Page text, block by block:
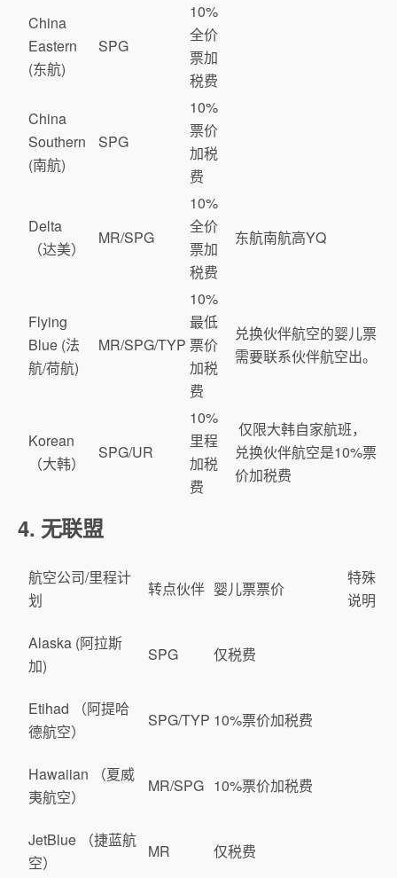
China
Eastern
(东航)
SPG
10%
全价
票加
税费
China
Southern
(南航)
SPG
10%
票价
加税
费
Delta
（达美）
MR/SPG
10%
全价
票加
税费
东航南航高YQ
Flying
Blue (法
航/荷航)
MR/SPG/TYP
10%
最低
票价
加税
费
兑换伙伴航空的婴儿票
需要联系伙伴航空出。
Korean
（大韩）
SPG/UR
10%
里程
加税
费
仅限大韩自家航班，
兑换伙伴航空是10%票
价加税费
4. 无联盟
航空公司/里程计
划
转点伙伴 婴儿票票价
特殊
说明
Alaska (阿拉斯
加)
SPG 仅税费
Etihad （阿提哈
德航空）
SPG/TYP 10%票价加税费
Hawaiian （夏威
夷航空）
MR/SPG 10%票价加税费
JetBlue （捷蓝航
空）
MR 仅税费